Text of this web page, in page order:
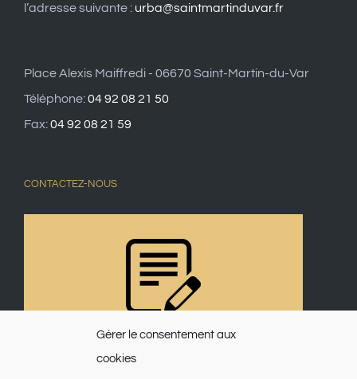
Gérer le consentement aux
cookies
l’adresse suivante : urba@saintmartinduvar.fr
Place Alexis Maiffredi - 06670 Saint-Martin-du-Var
Téléphone:04 92 08 21 50
Fax:04 92 08 21 59
CONTACTEZ-NOUS